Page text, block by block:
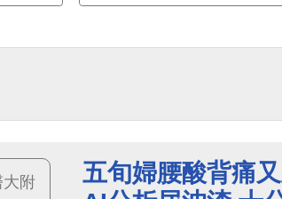
五旬婦腰酸背痛